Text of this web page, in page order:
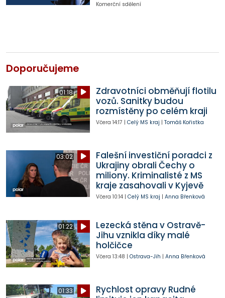
Komerční sdělení
Doporučujeme
01:18
Zdravotníci obměňují flotilu
vozů. Sanitky budou
rozmístěny po celém kraji
Včera 14:17 | Celý MS kraj | Tomáš Kořistka
03:02
Falešní investiční poradci z
Ukrajiny obrali Čechy o
miliony. Kriminalisté z MS
kraje zasahovali v Kyjevě
Včera 10:14| Celý MS kraj | Anna Břenková
01:22
Lezecká stěna v Ostravě-
Jihu vznikla díky malé
holčičce
Včera 13:48 | Ostrava-Jih | Anna Břenková
01:33
Rychlost opravy Rudné